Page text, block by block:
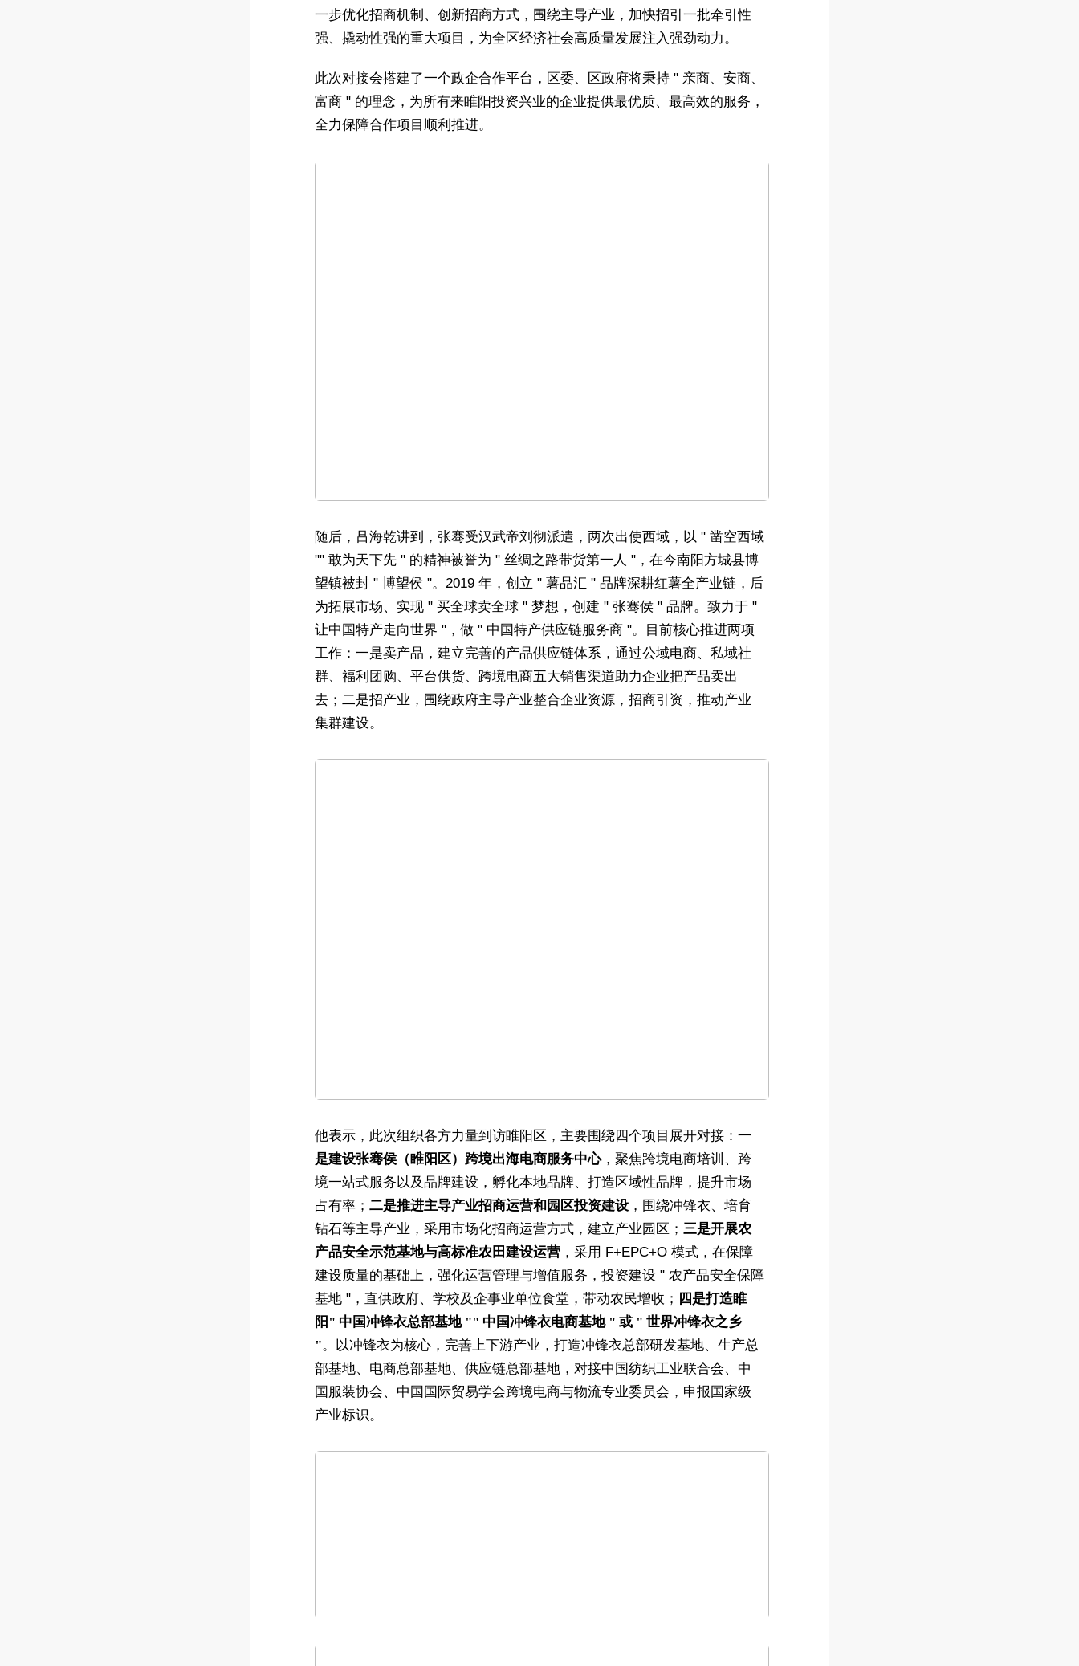
一步优化招商机制、创新招商方式，围绕主导产业，加快招引一批牵引性
强、撬动性强的重大项目，为全区经济社会高质量发展注入强劲动力。
此次对接会搭建了一个政企合作平台，区委、区政府将秉持 " 亲商、安商、
富商 " 的理念，为所有来睢阳投资兴业的企业提供最优质、最高效的服务，
全力保障合作项目顺利推进。
随后，吕海乾讲到，张骞受汉武帝刘彻派遣，两次出使西域，以 " 凿空西域
"" 敢为天下先 " 的精神被誉为 " 丝绸之路带货第一人 "，在今南阳方城县博
望镇被封 " 博望侯 "。2019 年，创立 " 薯品汇 " 品牌深耕红薯全产业链，后
为拓展市场、实现 " 买全球卖全球 " 梦想，创建 " 张骞侯 " 品牌。致力于 "
让中国特产走向世界 "，做 " 中国特产供应链服务商 "。目前核心推进两项
工作：一是卖产品，建立完善的产品供应链体系，通过公域电商、私域社
群、福利团购、平台供货、跨境电商五大销售渠道助力企业把产品卖出
去；二是招产业，围绕政府主导产业整合企业资源，招商引资，推动产业
集群建设。
他表示，此次组织各方力量到访睢阳区，主要围绕四个项目展开对接： 一
是建设张骞侯（睢阳区）跨境出海电商服务中心，聚焦跨境电商培训、跨
境一站式服务以及品牌建设，孵化本地品牌、打造区域性品牌，提升市场
占有率； 二是推进主导产业招商运营和园区投资建设，围绕冲锋衣、培育
钻石等主导产业，采用市场化招商运营方式，建立产业园区； 三是开展农
产品安全示范基地与高标准农田建设运营，采用 F+EPC+O 模式，在保障
建设质量的基础上，强化运营管理与增值服务，投资建设 " 农产品安全保障
基地 "，直供政府、学校及企事业单位食堂，带动农民增收； 四是打造睢
阳 " 中国冲锋衣总部基地 "" 中国冲锋衣电商基地 " 或 " 世界冲锋衣之乡
"。以冲锋衣为核心，完善上下游产业，打造冲锋衣总部研发基地、生产总
部基地、电商总部基地、供应链总部基地，对接中国纺织工业联合会、中
国服装协会、中国国际贸易学会跨境电商与物流专业委员会，申报国家级
产业标识。